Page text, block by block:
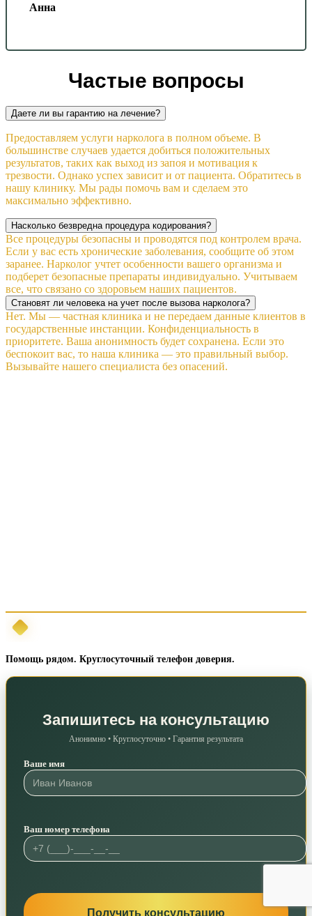
Анна
Частые вопросы
Даете ли вы гарантию на лечение?
Предоставляем услуги нарколога в полном объеме. В
большинстве случаев удается добиться положительных
результатов, таких как выход из запоя и мотивация к
трезвости. Однако успех зависит и от пациента. Обратитесь в
нашу клинику. Мы рады помочь вам и сделаем это
максимально эффективно.
Насколько безвредна процедура кодирования?
Все процедуры безопасны и проводятся под контролем врача.
Если у вас есть хронические заболевания, сообщите об этом
заранее. Нарколог учтет особенности вашего организма и
подберет безопасные препараты индивидуально. Учитываем
все, что связано со здоровьем наших пациентов.
Становят ли человека на учет после вызова нарколога?
Нет. Мы — частная клиника и не передаем данные клиентов в
государственные инстанции. Конфиденциальность в
приоритете. Ваша анонимность будет сохранена. Если это
беспокоит вас, то наша клиника — это правильный выбор.
Вызывайте нашего специалиста без опасений.
Помощь рядом. Круглосуточный телефон доверия.
Запишитесь на консультацию
Анонимно • Круглосуточно • Гарантия результата
Ваше имя
Ваш номер телефона